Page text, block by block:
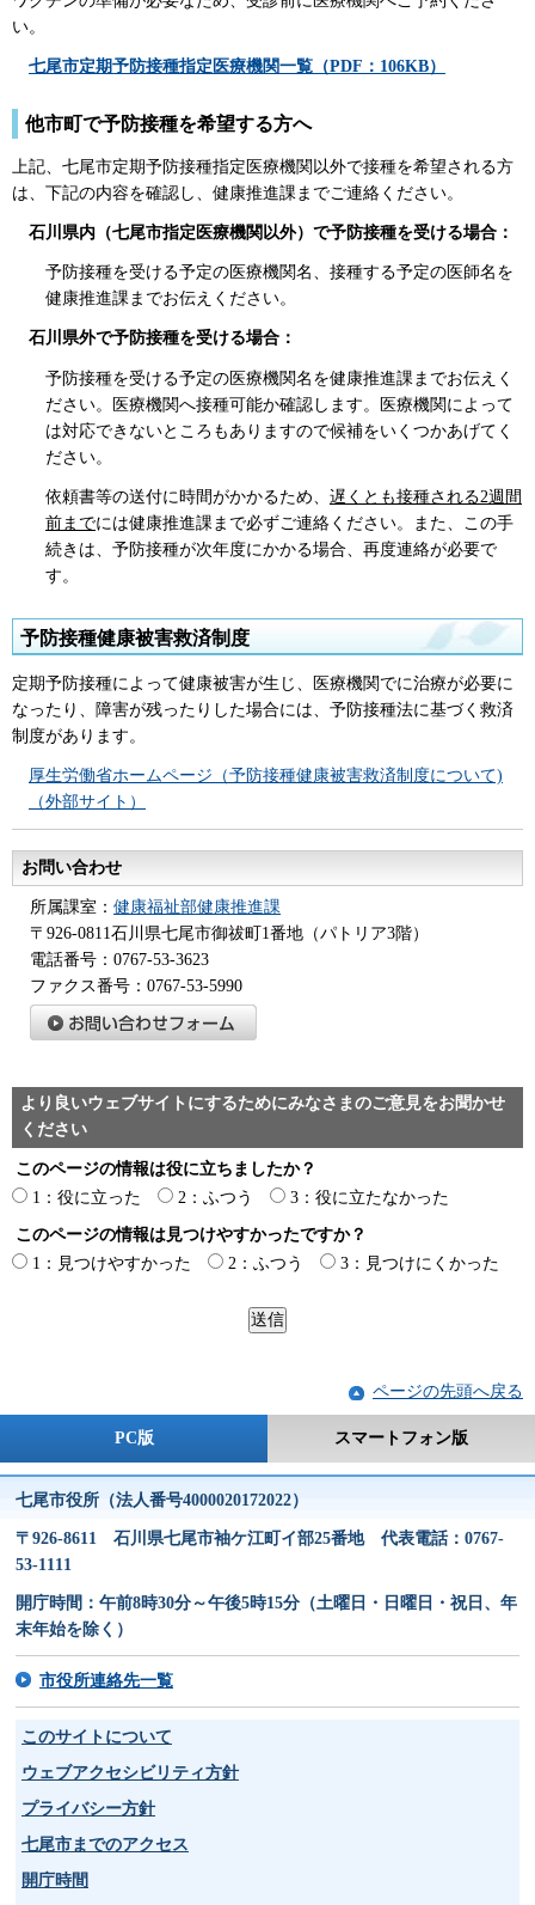
い。
七尾市定期予防接種指定医療機関一覧（PDF：106KB）
他市町で予防接種を希望する方へ
上記、七尾市定期予防接種指定医療機関以外で接種を希望される方
は、下記の内容を確認し、健康推進課までご連絡ください。
石川県内（七尾市指定医療機関以外）で予防接種を受ける場合：
予防接種を受ける予定の医療機関名、接種する予定の医師名を
健康推進課までお伝えください。
石川県外で予防接種を受ける場合：
予防接種を受ける予定の医療機関名を健康推進課までお伝えく
ださい。医療機関へ接種可能か確認します。医療機関によって
は対応できないところもありますので候補をいくつかあげてく
ださい。
依頼書等の送付に時間がかかるため、 遅くとも接種される2週間
前までには健康推進課まで必ずご連絡ください。また、この手
続きは、予防接種が次年度にかかる場合、再度連絡が必要で
す。
予防接種健康被害救済制度
定期予防接種によって健康被害が生じ、医療機関でに治療が必要に
なったり、障害が残ったりした場合には、予防接種法に基づく救済
制度があります。
厚生労働省ホームページ（予防接種健康被害救済制度について)
（外部サイト）
お問い合わせ
所属課室： 健康福祉部健康推進課
〒926-0811石川県七尾市御祓町1番地（パトリア3階）
電話番号：0767-53-3623
ファクス番号：0767-53-5990
より良いウェブサイトにするためにみなさまのご意見をお聞かせ
ください
このページの情報は役に立ちましたか？
1：役に立った
2：ふつう 3：役に立たなかった
このページの情報は見つけやすかったですか？
1：見つけやすかった
2：ふつう 3：見つけにくかった
ページの先頭へ戻る
PC版 スマートフォン版
七尾市役所（法人番号4000020172022）
〒926-8611 石川県七尾市袖ケ江町イ部25番地 代表電話：0767-
53-1111
開庁時間：午前8時30分～午後5時15分（土曜日・日曜日・祝日、年
末年始を除く）
市役所連絡先一覧
このサイトについて
ウェブアクセシビリティ方針
プライバシー方針
七尾市までのアクセス
開庁時間